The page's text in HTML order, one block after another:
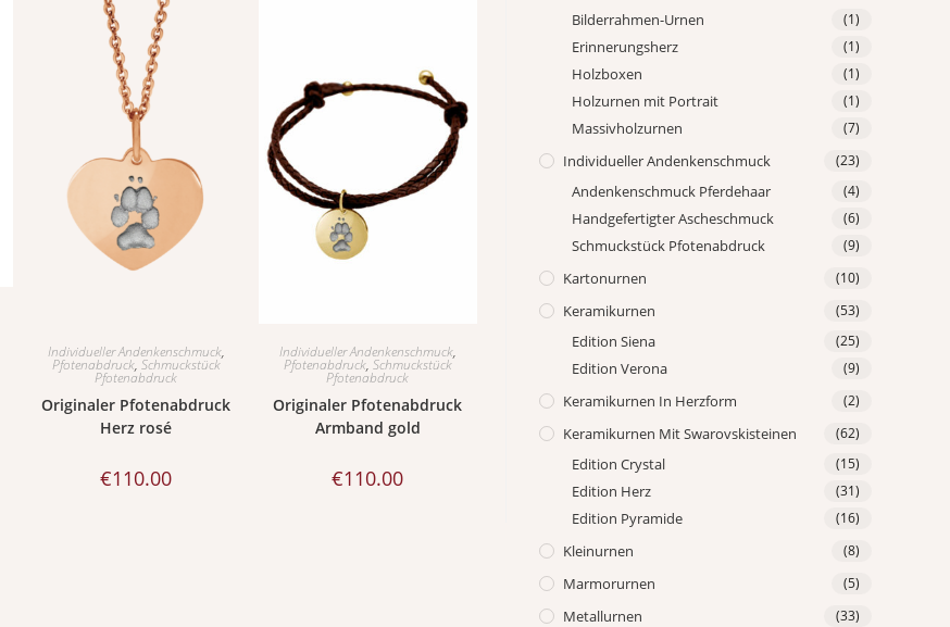
Individueller Andenkenschmuck,
Pfotenabdruck, Schmuckstück
Pfotenabdruck
Originaler Pfotenabdruck
Herz rosé
€110.00
Individueller Andenkenschmuck,
Pfotenabdruck, Schmuckstück
Pfotenabdruck
Originaler Pfotenabdruck
Armband gold
€110.00
Bilderrahmen-Urnen (1)
Erinnerungsherz (1)
Holzboxen (1)
Holzurnen mit Portrait (1)
Massivholzurnen (7)
Individueller Andenkenschmuck (23)
Andenkenschmuck Pferdehaar (4)
Handgefertigter Ascheschmuck (6)
Schmuckstück Pfotenabdruck (9)
Kartonurnen (10)
Keramikurnen (53)
Edition Siena (25)
Edition Verona (9)
Keramikurnen In Herzform (2)
Keramikurnen Mit Swarovskisteinen (62)
Edition Crystal (15)
Edition Herz (31)
Edition Pyramide (16)
Kleinurnen (8)
Marmorurnen (5)
Metallurnen (33)